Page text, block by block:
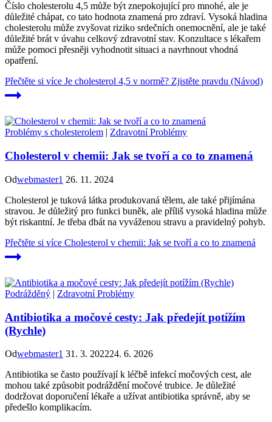
Číslo cholesterolu 4,5 může být znepokojující pro mnohé, ale je
důležité chápat, co tato hodnota znamená pro zdraví. Vysoká hladina
cholesterolu může zvyšovat riziko srdečních onemocnění, ale je také
důležité brát v úvahu celkový zdravotní stav. Konzultace s lékařem
může pomoci přesněji vyhodnotit situaci a navrhnout vhodná
opatření.
Přečtěte si více Je cholesterol 4,5 v normě? Zjistěte pravdu (Návod)
Problémy s cholesterolem | Zdravotní Problémy
Cholesterol v chemii: Jak se tvoří a co to znamená
Odwebmaster1 26. 11. 2024
Cholesterol je tuková látka produkovaná tělem, ale také přijímána
stravou. Je důležitý pro funkci buněk, ale příliš vysoká hladina může
být riskantní. Je třeba dbát na vyváženou stravu a pravidelný pohyb.
Přečtěte si více Cholesterol v chemii: Jak se tvoří a co to znamená
Podrážděný | Zdravotní Problémy
Antibiotika a močové cesty: Jak předejít potížím
(Rychle)
Odwebmaster1 31. 3. 202224. 6. 2026
Antibiotika se často používají k léčbě infekcí močových cest, ale
mohou také způsobit podráždění močové trubice. Je důležité
dodržovat doporučení lékaře a užívat antibiotika správně, aby se
předešlo komplikacím.